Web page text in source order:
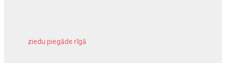
ziedu piegāde rīgā